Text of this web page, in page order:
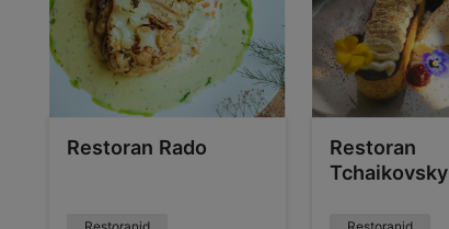
Restoran Rado
Restoran
Tchaikovsky